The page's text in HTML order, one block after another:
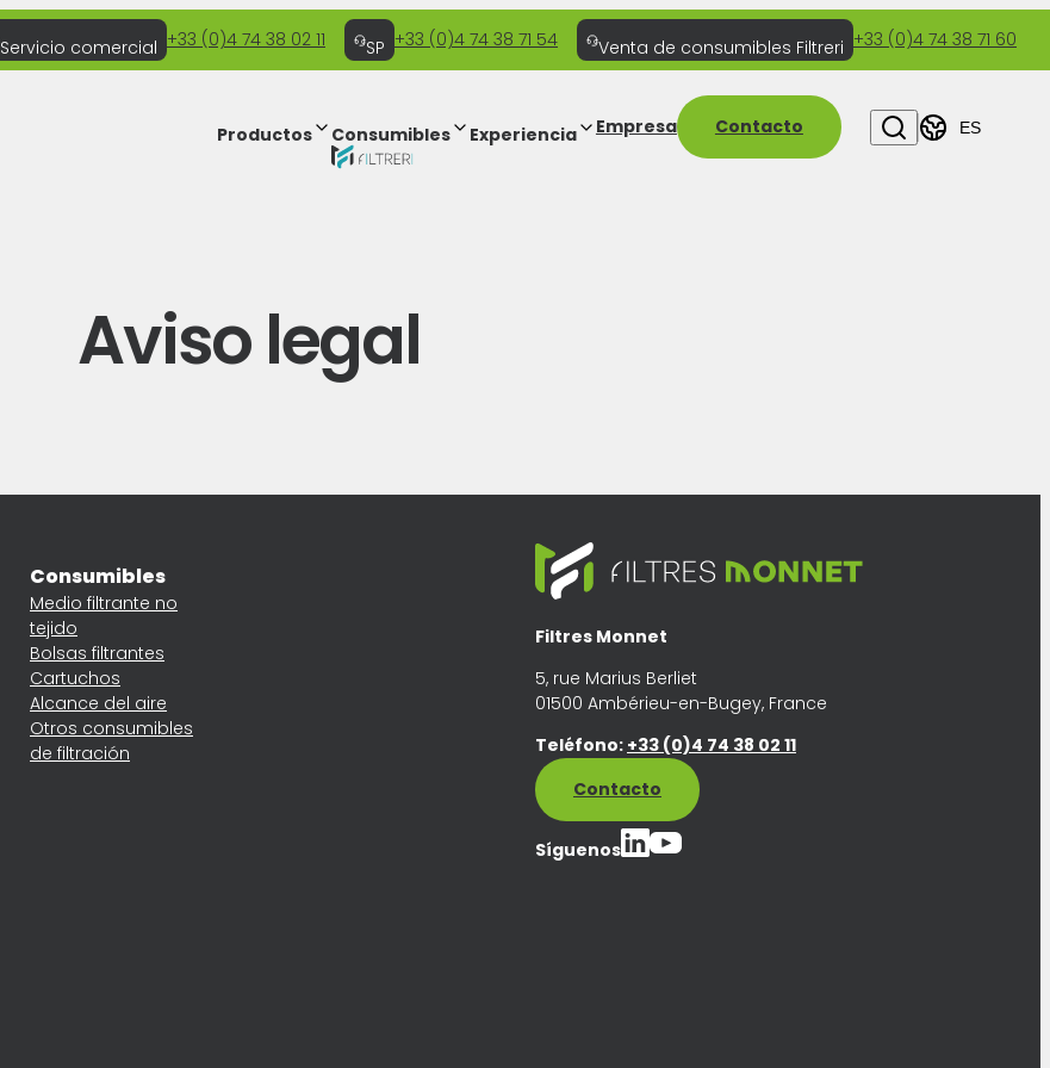
Servicio comercial +33 (0)4 74 38 02 11 SP +33 (0)4 74 38 71 54 Venta de consumibles Filtreri +33 (0)4 74 38 71 60
Productos Consumibles Experiencia Empresa Contacto ES
Aviso legal
Consumibles
Medio filtrante no
tejido
Bolsas filtrantes
Cartuchos
Alcance del aire
Otros consumibles
de filtración
Filtres Monnet
5, rue Marius Berliet
01500 Ambérieu-en-Bugey, France
Teléfono: +33 (0)4 74 38 02 11
Contacto
Síguenos